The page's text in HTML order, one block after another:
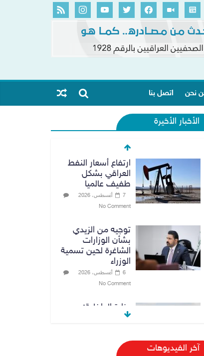
نحن اتصل بنا
الأخبار الأخيرة
ارتفاع أسعار النفط
العراقي بشكل
طفيف عالميا
7 أغسطس، 2026
No Comment
توجيه من الزيدي
بشأن الوزارات
الشاغرة لحين تسمية
الوزراء
6 أغسطس، 2026
No Comment
وزارة الداخلية:
الحدود العراقية
من الأمن والاستقرار
آخر الفيديوهات